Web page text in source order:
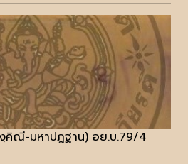
ณี-มหาปฎฐาน) อย.บ.79/4